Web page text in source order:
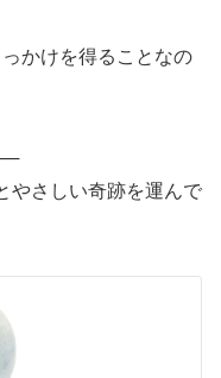
かけを得ることなの
やさしい奇跡を運んで